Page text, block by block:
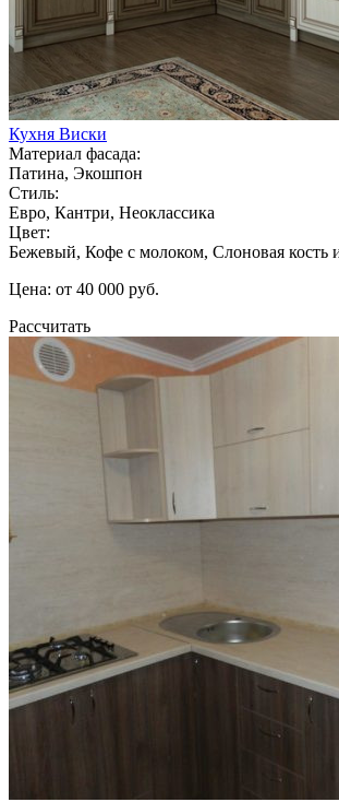
Кухня Виски
Материал фасада:
Патина, Экошпон
Стиль:
Евро, Кантри, Неоклассика
Цвет:
Бежевый, Кофе с молоком, Слоновая кость
Цена: от 40 000 руб.
Рассчитать